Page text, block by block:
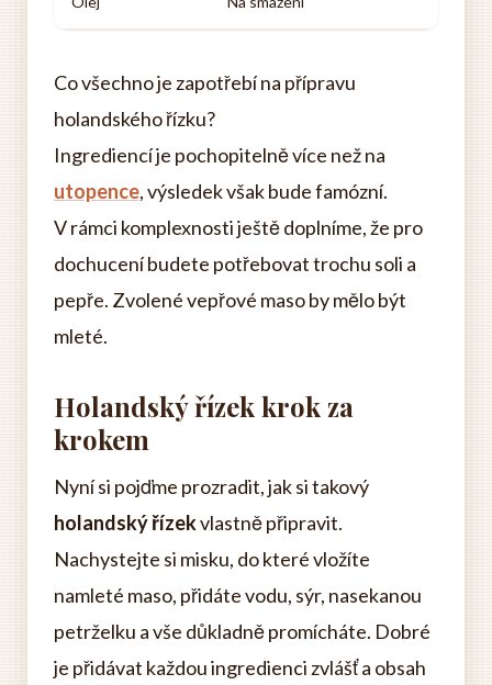
Co všechno je zapotřebí na přípravu
holandského řízku?
Ingrediencí je pochopitelně více než na
utopence, výsledek však bude famózní.
V rámci komplexnosti ještě doplníme, že pro
dochucení budete potřebovat trochu soli a
pepře. Zvolené vepřové maso by mělo být
mleté.
Holandský řízek krok za
krokem
Nyní si pojďme prozradit, jak si takový
holandský řízekvlastně připravit.
Nachystejte si misku, do které vložíte
namleté maso, přidáte vodu, sýr, nasekanou
petrželku a vše důkladně promícháte. Dobré
je přidávat každou ingredienci zvlášť a obsah